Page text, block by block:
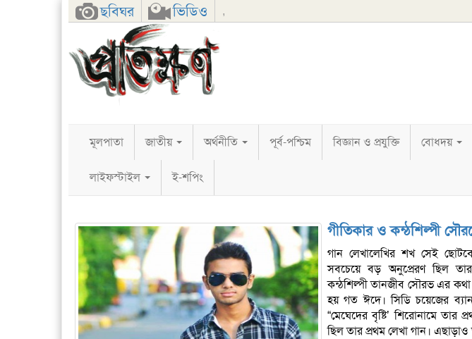
ছবিঘর ভিডিও ,
FacebookTwitterGoogle+
মূলপাতা জাতীয় অর্থনীতি পূর্ব-পশ্চিম বিজ্ঞান ও প্রযুক্তি বোধদয়
লাইফস্টাইল ই-শপিং
গীতিকার ও কন্ঠশিল্পী
গান লেখালেখির শখ সেই
সবচেয়ে বড় অনুপ্রেরণ ছিল
কন্ঠশিল্পী তানজীব সৌরভ এর
হয় গত ঈদে। সিডি চয়েজের
“মেঘেদের বৃষ্টি’ শিরোনামে তার
ছিল তার প্রথম লেখা গান।